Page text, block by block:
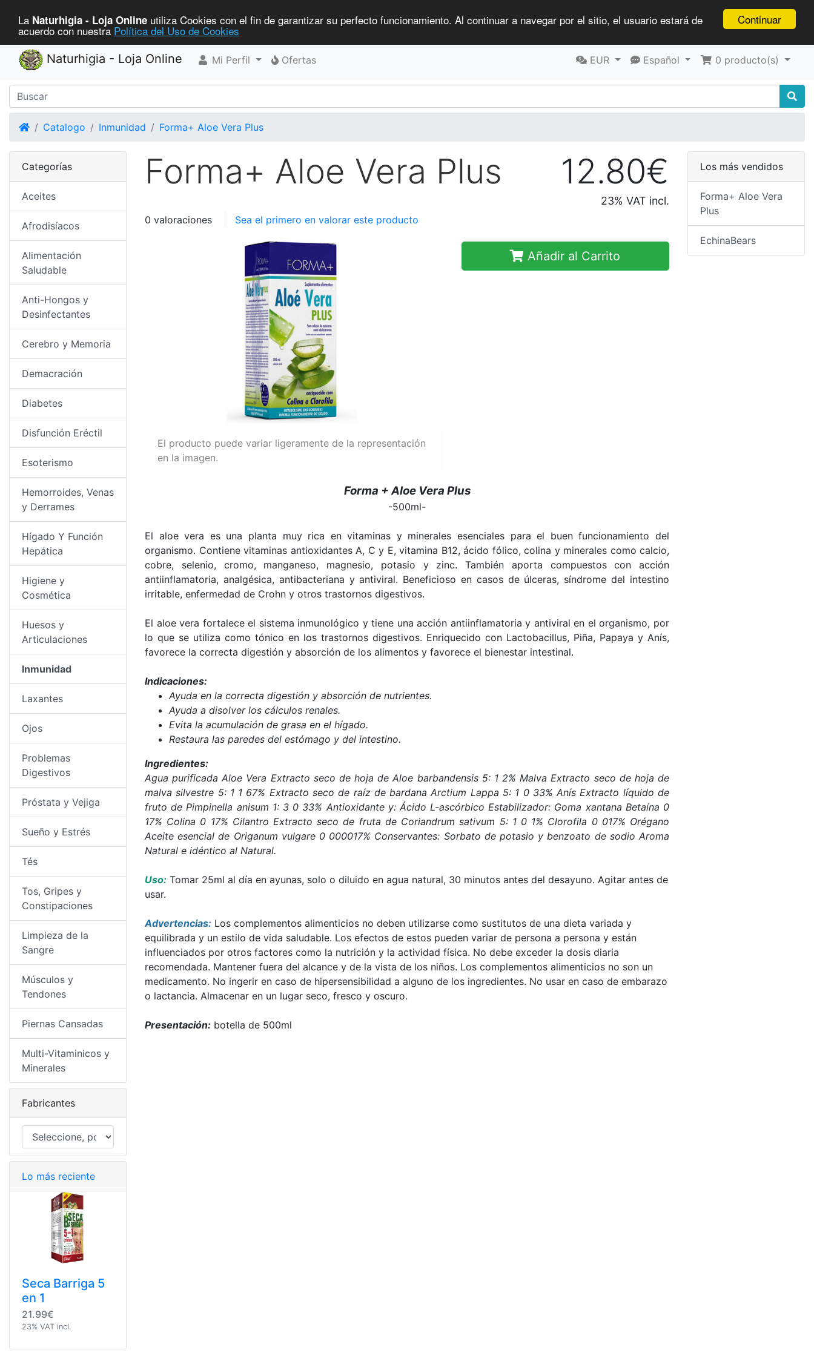
Continuar
La Naturhigia - Loja Online utiliza Cookies con el fin de garantizar su perfecto funcionamiento. Al continuar a navegar por el sitio, el usuario estará de
acuerdo con nuestra Política del Uso de Cookies
Naturhigia - Loja Online Mi Perfil Ofertas EUR Español 0 producto(s)
HomeCatalogo Inmunidad Forma+ Aloe Vera Plus
Forma+ Aloe Vera Plus 12.80€
23% VAT incl.
0 valoraciones Sea el primero en valorar este producto
El producto puede variar ligeramente de la representación
en la imagen.
Añadir al Carrito
Forma + Aloe Vera Plus
-500ml-
El aloe vera es una planta muy rica en vitaminas y minerales esenciales para el buen funcionamiento del
organismo. Contiene vitaminas antioxidantes A, C y E, vitamina B12, ácido fólico, colina y minerales como calcio,
cobre, selenio, cromo, manganeso, magnesio, potasio y zinc. También aporta compuestos con acción
antiinflamatoria, analgésica, antibacteriana y antiviral. Beneficioso en casos de úlceras, síndrome del intestino
irritable, enfermedad de Crohn y otros trastornos digestivos.
El aloe vera fortalece el sistema inmunológico y tiene una acción antiinflamatoria y antiviral en el organismo, por
lo que se utiliza como tónico en los trastornos digestivos. Enriquecido con Lactobacillus, Piña, Papaya y Anís,
favorece la correcta digestión y absorción de los alimentos y favorece el bienestar intestinal.
Indicaciones:
Ayuda en la correcta digestión y absorción de nutrientes.
Ayuda a disolver los cálculos renales.
Evita la acumulación de grasa en el hígado.
Restaura las paredes del estómago y del intestino.
Ingredientes:
Agua purificada Aloe Vera Extracto seco de hoja de Aloe barbandensis 5: 1 2% Malva Extracto seco de hoja de
malva silvestre 5: 1 1 67% Extracto seco de raíz de bardana Arctium Lappa 5: 1 0 33% Anís Extracto líquido de
fruto de Pimpinella anisum 1: 3 0 33% Antioxidante y: Ácido L-ascórbico Estabilizador: Goma xantana Betaína 0
17% Colina 0 17% Cilantro Extracto seco de fruta de Coriandrum sativum 5: 1 0 1% Clorofila 0 017% Orégano
Aceite esencial de Origanum vulgare 0 000017% Conservantes: Sorbato de potasio y benzoato de sodio Aroma
Natural e idéntico al Natural.
Uso: Tomar 25ml al día en ayunas, solo o diluido en agua natural, 30 minutos antes del desayuno. Agitar antes de
usar.
Advertencias: Los complementos alimenticios no deben utilizarse como sustitutos de una dieta variada y
equilibrada y un estilo de vida saludable. Los efectos de estos pueden variar de persona a persona y están
influenciados por otros factores como la nutrición y la actividad física. No debe exceder la dosis diaria
recomendada. Mantener fuera del alcance y de la vista de los niños. Los complementos alimenticios no son un
medicamento. No ingerir en caso de hipersensibilidad a alguno de los ingredientes. No usar en caso de embarazo
o lactancia. Almacenar en un lugar seco, fresco y oscuro.
Presentación: botella de 500ml
Categorías
Aceites
Afrodisíacos
Alimentación
Saludable
Anti-Hongos y
Desinfectantes
Cerebro y Memoria
Demacración
Diabetes
Disfunción Eréctil
Esoterismo
Hemorroides, Venas
y Derrames
Hígado Y Función
Hepática
Higiene y
Cosmética
Huesos y
Articulaciones
Inmunidad
Laxantes
Ojos
Problemas
Digestivos
Próstata y Vejiga
Sueño y Estrés
Tés
Tos, Gripes y
Constipaciones
Limpieza de la
Sangre
Músculos y
Tendones
Piernas Cansadas
Multi-Vitaminicos y
Minerales
Fabricantes
Lo más reciente
Seca Barriga 5
en 1
21.99€
23% VAT incl.
Los más vendidos
Forma+ Aloe Vera
Plus
EchinaBears